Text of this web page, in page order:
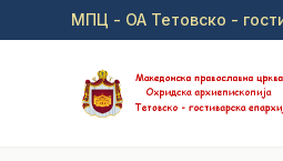
Прејди на главна содржина
МПЦ - ОА Тетовско -